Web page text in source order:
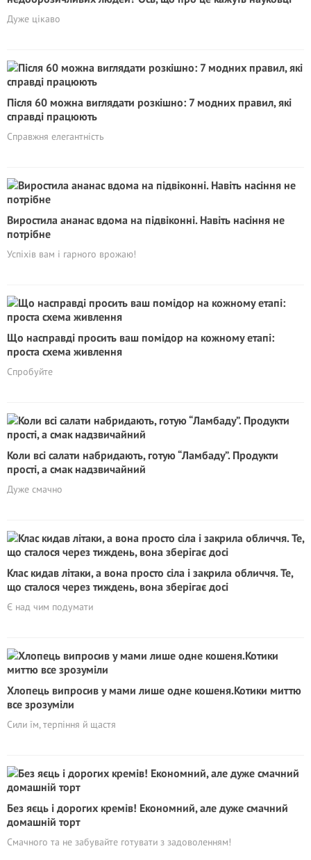
Дуже цікаво
Після 60 можна виглядати розкішно: 7 модних правил, які
справді працюють
Справжня елегантність
Виростила ананас вдома на підвіконні. Навіть насіння не
потрібне
Успіхів вам і гарного врожаю!
Що насправді просить ваш помідор на кожному етапі:
проста схема живлення
Спробуйте
Коли всі салати набридають, готую “Ламбаду”. Продукти
прості, а смак надзвичайний
Дуже смачно
Клас кидав літаки, а вона просто сіла і закрила обличчя. Те,
що сталося через тиждень, вона зберігає досі
Є над чим подумати
Хлопець випросив у мами лише одне кошеня.Котики миттю
все зрозуміли
Сили їм, терпіння й щастя
Без яєць і дорогих кремів! Економний, але дуже смачний
домашній торт
Смачного та не забувайте готувати з задоволенням!